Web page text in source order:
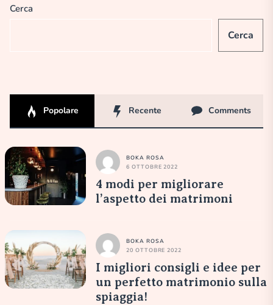
Cerca
Cerca
Popolare Recente Comments
BOKA ROSA
6 OTTOBRE 2022
4 modi per migliorare
l’aspetto dei matrimoni
BOKA ROSA
20 OTTOBRE 2022
I migliori consigli e idee per
un perfetto matrimonio sulla
spiaggia!